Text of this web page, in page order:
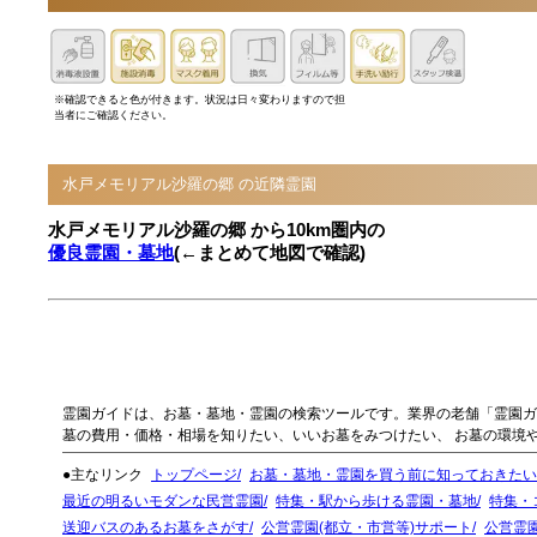
※確認できると色が付きます。状況は日々変わりますので担
当者にご確認ください。
水戸メモリアル沙羅の郷 の近隣霊園
水戸メモリアル沙羅の郷 から10km圏内の
優良霊園・墓地(←まとめて地図で確認)
霊園ガイドは、お墓・墓地・霊園の検索ツールです。業界の老舗「霊園
墓の費用・価格・相場を知りたい、いいお墓をみつけたい、 お墓の環
●主なリンク トップページ お墓・墓地・霊園を買う前に知っておきたい
最近の明るいモダンな民営霊園
特集・駅から歩ける霊園・墓地 特集・
送迎バスのあるお墓をさがす
公営霊園(都立・市営等)サポート 公営霊